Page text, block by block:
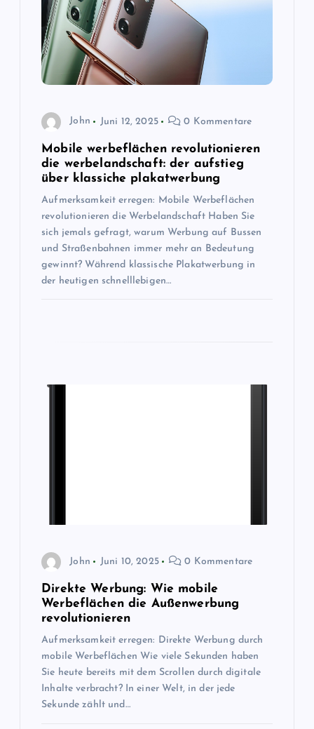
John Juni 12, 2025 0 Kommentare
Mobile werbeflächen revolutionieren
die werbelandschaft: der aufstieg
über klassiche plakatwerbung
Aufmerksamkeit erregen: Mobile Werbeflächen
revolutionieren die Werbelandschaft Haben Sie
sich jemals gefragt, warum Werbung auf Bussen
und Straßenbahnen immer mehr an Bedeutung
gewinnt? Während klassische Plakatwerbung in
der heutigen schnelllebigen…
John Juni 10, 2025 0 Kommentare
Direkte Werbung: Wie mobile
Werbeflächen die Außenwerbung
revolutionieren
Aufmerksamkeit erregen: Direkte Werbung durch
mobile Werbeflächen Wie viele Sekunden haben
Sie heute bereits mit dem Scrollen durch digitale
Inhalte verbracht? In einer Welt, in der jede
Sekunde zählt und…